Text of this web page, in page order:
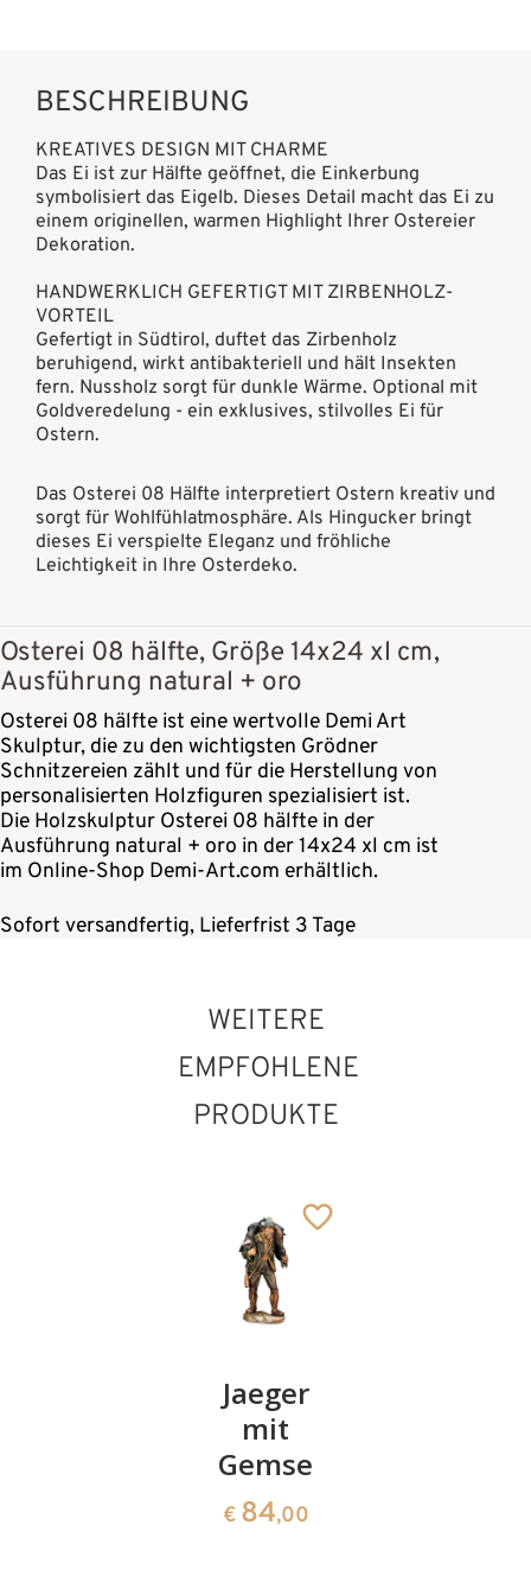
BESCHREIBUNG
KREATIVES DESIGN MIT CHARME
Das Ei ist zur Hälfte geöffnet, die Einkerbung
symbolisiert das Eigelb. Dieses Detail macht das Ei zu
einem originellen, warmen Highlight Ihrer Ostereier
Dekoration.
HANDWERKLICH GEFERTIGT MIT ZIRBENHOLZ-
VORTEIL
Gefertigt in Südtirol, duftet das Zirbenholz
beruhigend, wirkt antibakteriell und hält Insekten
fern. Nussholz sorgt für dunkle Wärme. Optional mit
Goldveredelung - ein exklusives, stilvolles Ei für
Ostern.
Das Osterei 08 Hälfte interpretiert Ostern kreativ und
sorgt für Wohlfühlatmosphäre. Als Hingucker bringt
dieses Ei verspielte Eleganz und fröhliche
Leichtigkeit in Ihre Osterdeko.
Osterei 08 hälfte, Größe 14x24 xl cm,
Ausführung natural + oro
Osterei 08 hälfte ist eine wertvolle Demi Art
Skulptur, die zu den wichtigsten Grödner
Schnitzereien zählt und für die Herstellung von
personalisierten Holzfiguren spezialisiert ist.
Die Holzskulptur Osterei 08 hälfte in der
Ausführung natural + oro in der 14x24 xl cm ist
im Online-Shop Demi-Art.com erhältlich.
Sofort versandfertig, Lieferfrist 3 Tage
WEITERE
EMPFOHLENE
PRODUKTE
Jaeger
mit
Gemse
€ 84,00